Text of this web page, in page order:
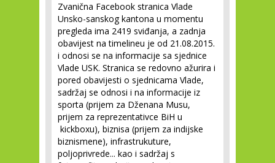
Zvanična Facebook stranica Vlade
Unsko-sanskog kantona u momentu
pregleda ima 2419 sviđanja, a zadnja
obavijest na timelineu je od 21.08.2015.
i odnosi se na informacije sa sjednice
Vlade USK. Stranica se redovno ažurira i
pored obavijesti o sjednicama Vlade,
sadržaj se odnosi i na informacije iz
sporta (prijem za Dženana Musu,
prijem za reprezentativce BiH u
kickboxu), biznisa (prijem za indijske
biznismene), infrastrukuture,
poljoprivrede... kao i sadržaj s